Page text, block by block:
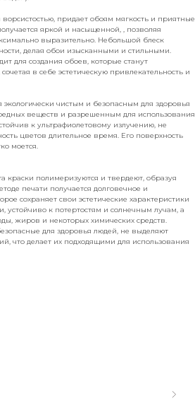
ворсистостью, придает обоям мягкость и приятные
яркой и насыщенной, , позволяя
выразительно. Небольшой блеск
делая обои изысканными и стильными.
для создания обоев, которые станут
в себе эстетическую привлекательность и
чистым и безопасным для здоровья
веществ и разрешенным для использования
к ультрафиолетовому излучению, не
цветов длительное время. Его поверхность
моется.
краски полимеризуются и твердеют, образуя
печати получается долговечное и
сохраняет свои эстетические характеристики
устойчиво к потертостям и солнечным лучам, а
жиров и некоторых химических средств.
для здоровья людей, не выделяют
что делает их подходящими для использования